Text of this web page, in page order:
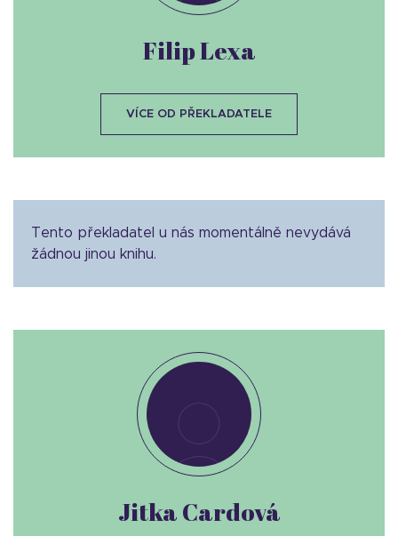
Tento překladatel u nás momentálně nevydává
žádnou jinou knihu.
Filip Lexa
VÍCE OD PŘEKLADATELE
Jitka Cardová